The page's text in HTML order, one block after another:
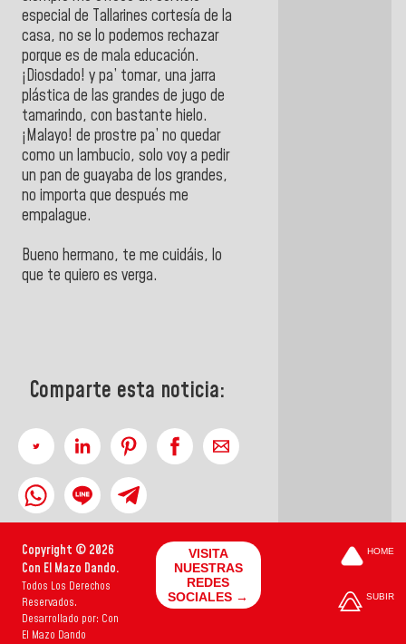
especial de Tallarines cortesía de la
casa, no se lo podemos rechazar
porque es de mala educación.
¡Diosdado! y pa’ tomar, una jarra
plástica de las grandes de jugo de
tamarindo, con bastante hielo.
¡Malayo! de prostre pa’ no quedar
como un lambucio, solo voy a pedir
un pan de guayaba de los grandes,
no importa que después me
empalague.
Bueno hermano, te me cuidáis, lo
que te quiero es verga.
Comparte esta noticia:
Copyright © 2026
Con El Mazo Dando.
Todos Los Derechos
Reservados.
Desarrollado por: Con
El Mazo Dando
VISITA
NUESTRAS
REDES
SOCIALES →
HOME
SUBIR